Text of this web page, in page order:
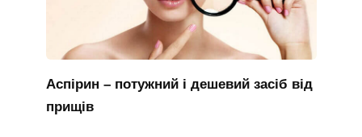
Аспірин – потужний і дешевий засіб від
прищів